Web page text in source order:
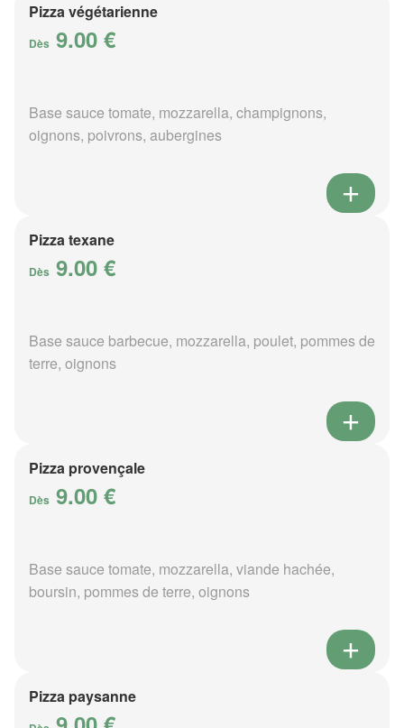
Pizza végétarienne
Dès 9.00 €
Base sauce tomate, mozzarella, champignons,
oignons, poivrons, aubergines
Pizza texane
Dès 9.00 €
Base sauce barbecue, mozzarella, poulet, pommes de
terre, oignons
Pizza provençale
Dès 9.00 €
Base sauce tomate, mozzarella, viande hachée,
boursin, pommes de terre, oignons
Pizza paysanne